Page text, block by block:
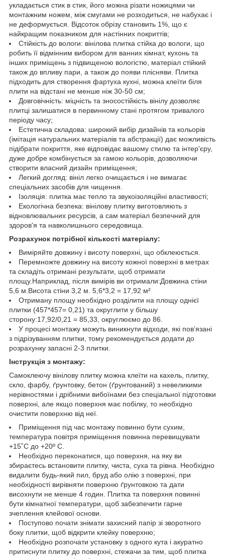
укладається стик в стик, його можна різати ножицями чи
монтажним ножем, між смугами не розходиться, не набухає і
не деформується. Відсоток обрізу становить 1%, що є
найкращим показником для настінних покриттів;
Стійкість до вологи: вінілова плитка стійка до вологи, що
робить її відмінним вибором для ванних кімнат, кухонь та
інших приміщень з підвищеною вологістю, матеріал стійкий
також до впливу пари, а також до появи плісняви. Плитка
підходить для створення фартуха кухні, можна клеїти біля
плити на відстані не менше ніж 30-50 см;
Довговічність: міцність та зносостійкість вінілу дозволяє
плитці залишатися в первинному стані протягом тривалого
періоду часу;
Естетична складова: широкий вибір дизайнів та кольорів
(імітація натуральних матеріалів та абстракції) дає можливість
підібрати покриття, яке відповідає вашому стилю та інтер'єру,
дуже добре комбінується за гамою кольорів, дозволяючи
створити власний дизайн приміщення;
Легкий догляд: вініл легко очищається і не вимагає
спеціальних засобів для чищення.
Ізоляція: плитка має тепло та звукоізоляційні властивості;
Екологічна безпека: вінілову плитку виготовляють з
відновлювальних ресурсів, а сам матеріал безпечний для
здоров'я та навколишнього середовища.
Розрахунок потрібної кількості матеріалу:
Виміряйте довжину і висоту поверхні, що обклеюється.
Перемножте довжину на висоту кожної поверхні в метрах
та складіть отримані результати, щоб отримати
площу.Наприклад, після вимірів ви отримали:Довжина стіни
5,6 м.Висота стіни 3,2 м. 5,6*3,2 = 17,92 м²
Отриману площу необхідно розділити на площу однієї
плитки (457*457= 0,21) та округлити у більшу
сторону:17,92/0,21 = 85,33, округлюємо до 86.
У процесі монтажу можуть виникнути відходи, які пов’язані
з підрізуванням плитки, тому рекомендується додати до
розрахунку запасні 2-3 плитки.
Інструкція з монтажу:
Самоклеючу вінілову плитку можна клеїти на кахель, плитку,
скло, фарбу, ґрунтовку, бетон (ґрунтований) з невеликими
нерівностями і дрібними вибоїнами без спеціальної підготовки
поверхні, але якщо поверхня має побілку, то необхідно
очистити поверхню від неї.
Приміщення під час монтажу повинно бути сухим,
температура повітря приміщення повинна перевищувати
+15˚С до +20º С.
Необхідно переконатися, що поверхня, на яку ви
збираєтесь встановити плитку, чиста, суха та рівна. Необхідно
видалити будь-який пил, бруд або олію з поверхні, при
необхідності вирівняти поверхню ґрунтовкою та дати
висохнути не менше 4 годин. Плитка та поверхня повинні
бути кімнатної температури, щоб забезпечити гарне
зчеплення клейової основи.
Поступово почати знімати захисний папір зі зворотного
боку плитки, щоб відкрити клейку поверхню;
Необхідно розпочати установку з одного кута і акуратно
притиснути плитку до поверхні, стежачи за тим, щоб плитка